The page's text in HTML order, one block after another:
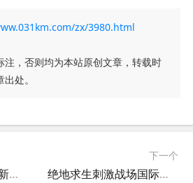
zx/3980.html
注，否则均为本站原创文章，转载时
处。
绝地求生 多少钱？最新价格解析-绝地求生购买价格及平台对比分析
下一个
绝地求生刺激战场国际服名称解析-绝地求生刺激战场国际服叫什么名字